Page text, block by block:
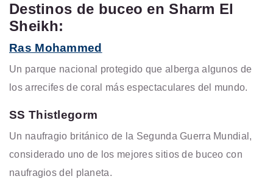
Destinos de buceo en Sharm El
Sheikh:
Ras Mohammed
Un parque nacional protegido que alberga algunos de
los arrecifes de coral más espectaculares del mundo.
SS Thistlegorm
Un naufragio británico de la Segunda Guerra Mundial,
considerado uno de los mejores sitios de buceo con
naufragios del planeta.